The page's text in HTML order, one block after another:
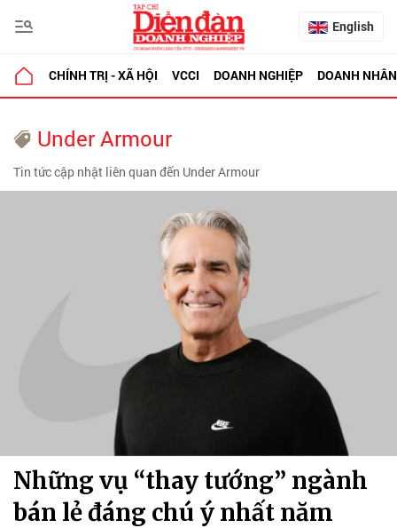
English
CHÍNH TRỊ - XÃ HỘI VCCI DOANH NGHIỆP DOANH NHÂN
Under Armour
Tin tức cập nhật liên quan đến Under Armour
Những vụ “thay tướng” ngành
bán lẻ đáng chú ý nhất năm